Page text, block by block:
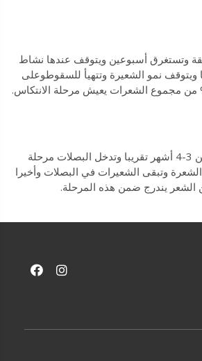
وتستغرق أسبوعين ويتوقف عندها نشاط
نمو الشعيرة وتتهيأ للسقوطوعلى
تستغرق هذه المرحلة من 3-4 أشهر تقريبا وتدخل البصلات مرحلة
الشعرة وتبقى الشعيرات في البصلات وأخيرا